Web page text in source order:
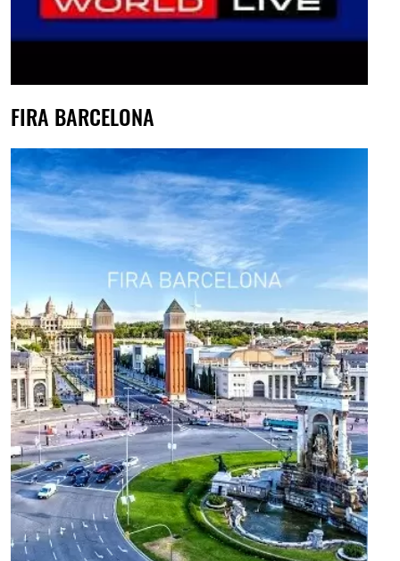
FIRA BARCELONA